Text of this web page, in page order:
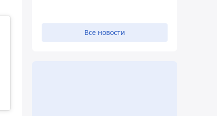
Все новости